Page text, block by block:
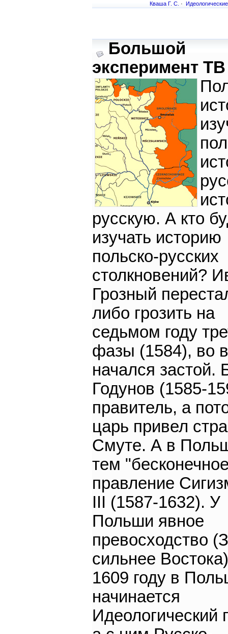
Кваша Г. С. ·
Большой
эксперимент ТВ
русскую. А кто
изучать историю
польско-русских
столкновений?
Грозный
либо грозить на
седьмом году
фазы (1584), во
начался застой.
Годунов (1585-
правитель, а
царь привел
Смуте. А в
тем
правление
III (1587-1632). У
Польши явное
превосходство
сильнее
1609 году в
начинается
Идеологический